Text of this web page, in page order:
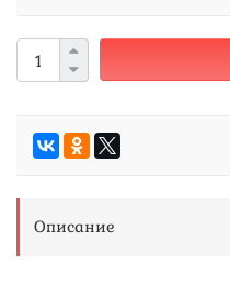
Описание